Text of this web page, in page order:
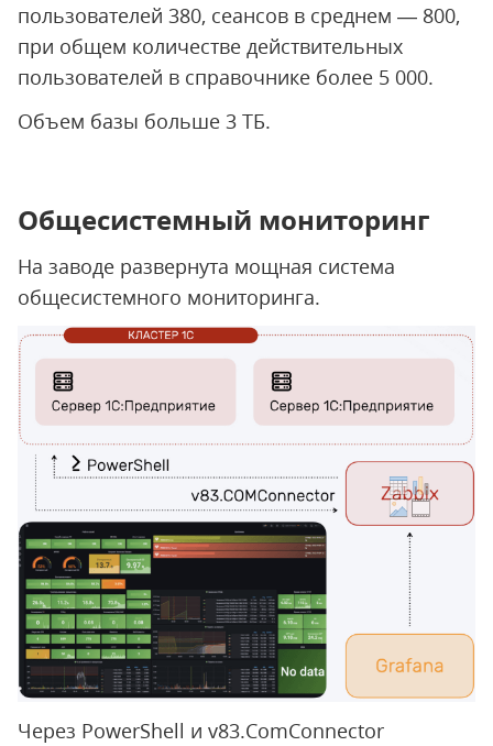
пользователей 380, сеансов в среднем — 800,
при общем количестве действительных
пользователей в справочнике более 5 000.
Объем базы больше 3 ТБ.
Общесистемный мониторинг
На заводе развернута мощная система
общесистемного мониторинга.
Через PowerShell и v83.ComConnector